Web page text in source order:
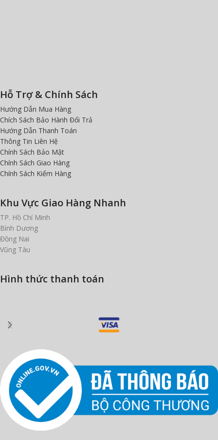
Hỗ Trợ & Chính Sách
Hướng Dẫn Mua Hàng
Chích Sách Bảo Hành Đổi Trả
Hướng Dẫn Thanh Toán
Thông Tin Liên Hệ
Chính Sách Bảo Mật
Chính Sách Giao Hàng
Chính Sách Kiểm Hàng
Khu Vực Giao Hàng Nhanh
TP. Hồ Chí Minh
Bình Dương
Đồng Nai
Vũng Tàu
Hình thức thanh toán